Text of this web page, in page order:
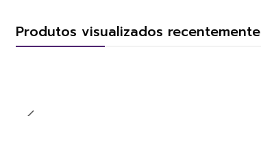
Produtos visualizados recentemente